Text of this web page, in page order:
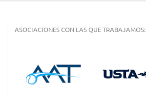
ASOCIACIONES CON LAS QUE TRABAJAMOS: